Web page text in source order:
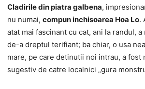
Cladirile din piatra galbena,
nu numai, compun inchisoarea Hoa Lo.
atat mai fascinant cu cat, ani la randul,
de-a dreptul terifiant; ba chiar, o usa
mare, pe care detinutii noi intrau, a fost
sugestiv de catre localnici „gura